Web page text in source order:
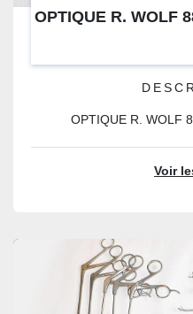
OPTIQUE R. WOLF
OPTIQUE R. WOLF
Voir